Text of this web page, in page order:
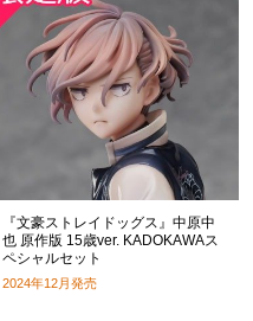
『文豪ストレイドッグス』中原中
也 原作版 15歳ver. KADOKAWAス
ペシャルセット
2024年12月発売